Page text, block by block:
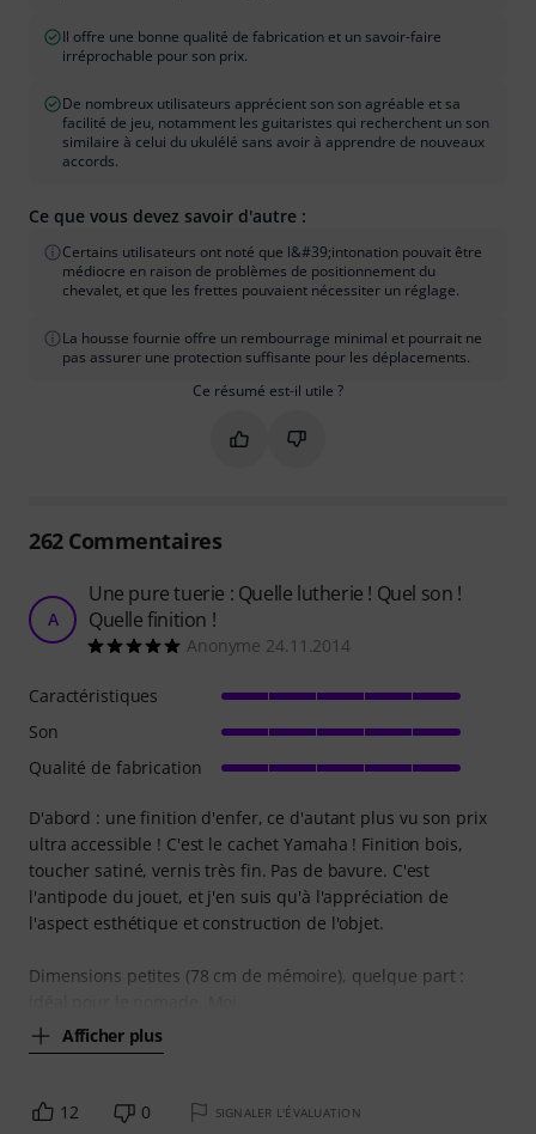
Il offre une bonne qualité de fabrication et un savoir-faire
irréprochable pour son prix.
De nombreux utilisateurs apprécient son son agréable et sa
facilité de jeu, notamment les guitaristes qui recherchent un son
similaire à celui du ukulélé sans avoir à apprendre de nouveaux
accords.
Ce que vous devez savoir d'autre :
Certains utilisateurs ont noté que l&#39;intonation pouvait être
médiocre en raison de problèmes de positionnement du
chevalet, et que les frettes pouvaient nécessiter un réglage.
La housse fournie offre un rembourrage minimal et pourrait ne
pas assurer une protection suffisante pour les déplacements.
Ce résumé est-il utile ?
Marquer ce résumé comme utile
Marquer ce résumé comme
262Commentaires
A
Une pure tuerie : Quelle lutherie ! Quel son !
Quelle finition !
Anonyme 24.11.2014
D'abord : une finition d'enfer, ce d'autant plus vu son prix
ultra accessible ! C'est le cachet Yamaha ! Finition bois,
toucher satiné, vernis très fin. Pas de bavure. C'est
l'antipode du jouet, et j'en suis qu'à l'appréciation de
l'aspect esthétique et construction de l'objet.
Dimensions petites (78 cm de mémoire), quelque part :
Afficher plus
Caractéristiques
Son
Qualité de fabrication
12 0 SIGNALER L'ÉVALUATION